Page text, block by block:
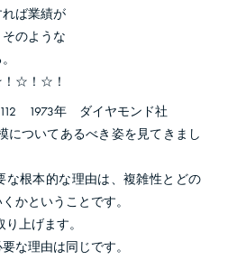
ば業績が
のような
☆！☆！
1973年 ダイヤモンド社
についてあるべき姿を見てきまし
な根本的な理由は、複雑性とどの
かということです。
上げます。
な理由は同じです。